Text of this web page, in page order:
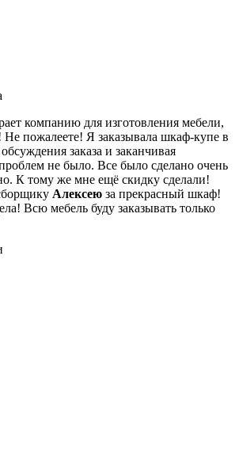
компанию для изготовления мебели,
пожалеете! Я заказывала шкаф-купе в
заказа и заканчивая
не было. Все было сделано очень
К тому же мне ещё скидку сделали!
Алексею за прекрасный шкаф!
Всю мебель буду заказывать только